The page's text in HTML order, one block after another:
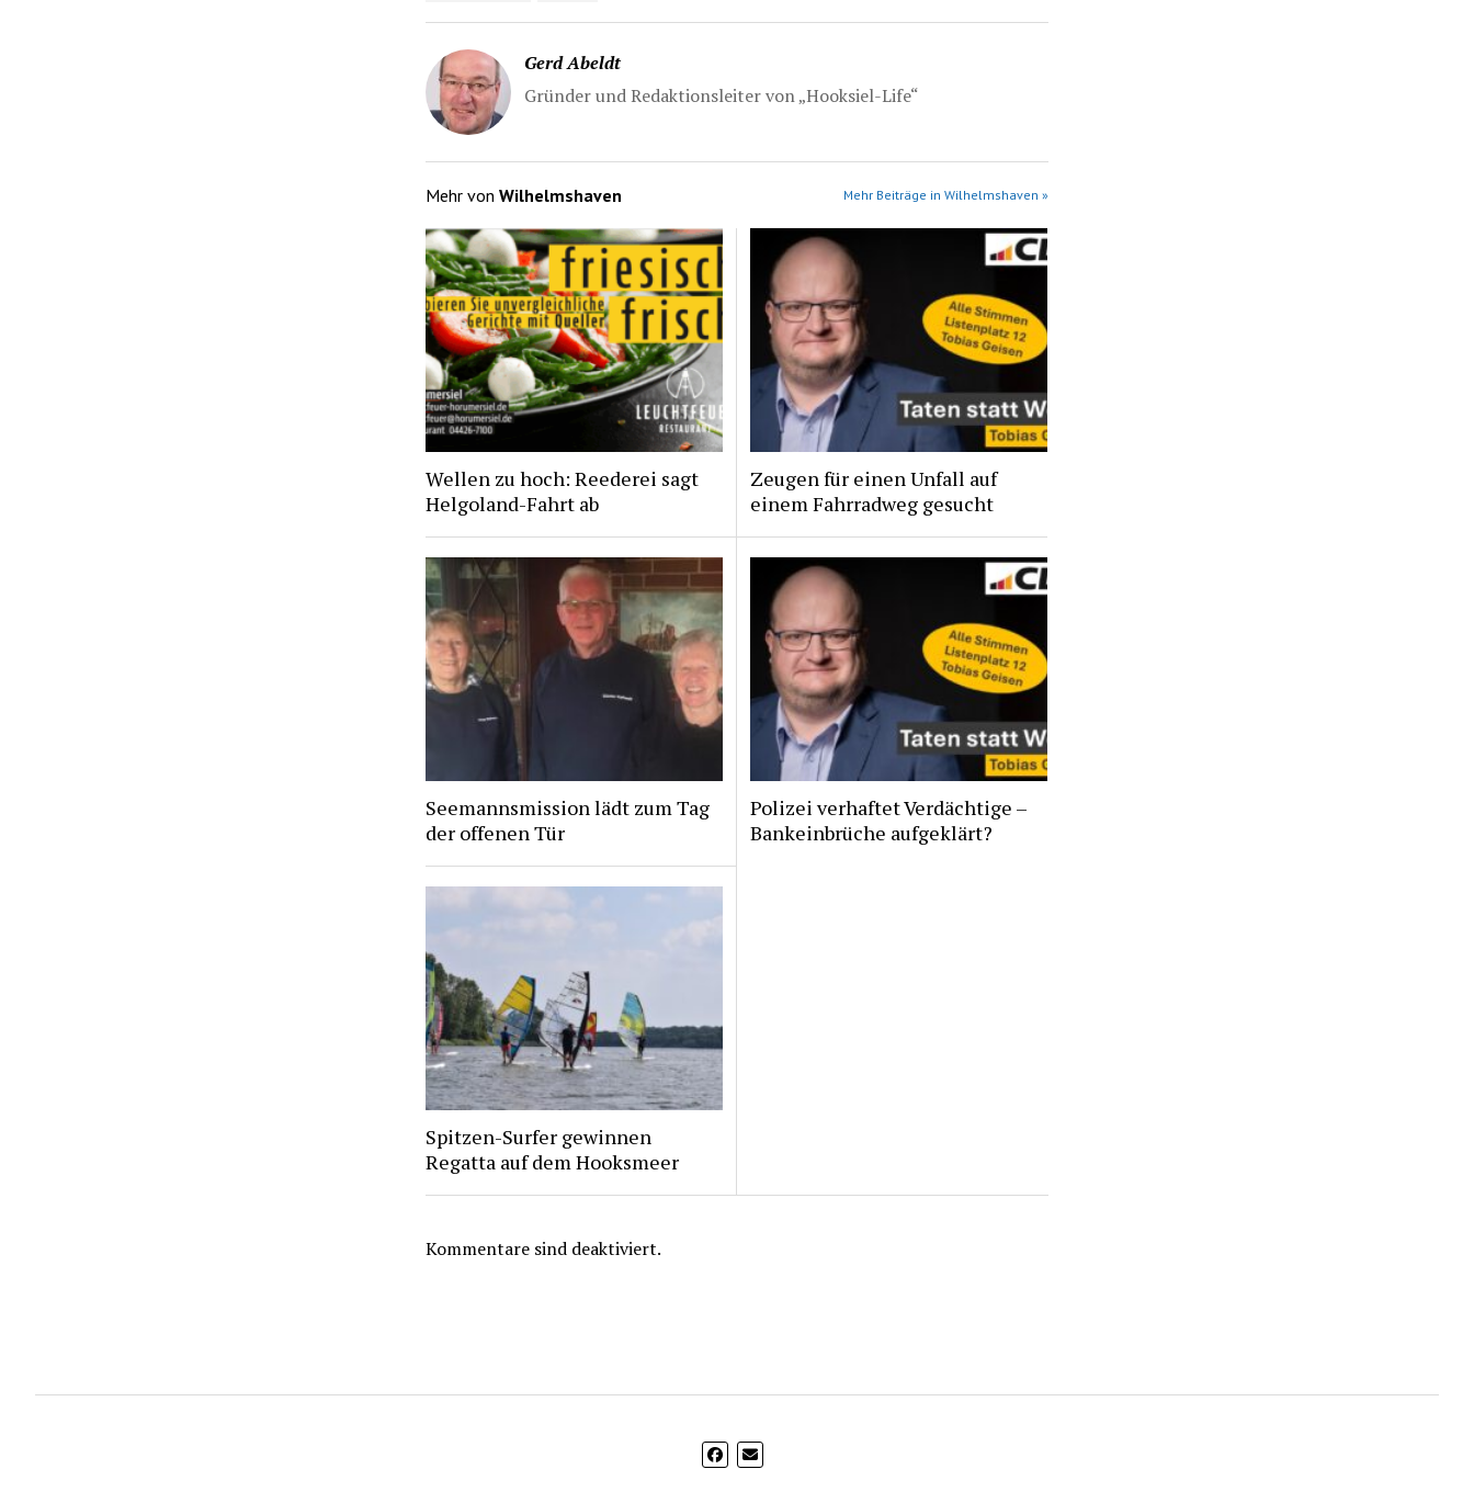
Gerd Abeldt
Gründer und Redaktionsleiter von „Hooksiel-Life“
Mehr von Wilhelmshaven Mehr Beiträge in Wilhelmshaven »
Wellen zu hoch: Reederei sagt
Helgoland-Fahrt ab
Zeugen für einen Unfall auf
einem Fahrradweg gesucht
Seemannsmission lädt zum Tag
der offenen Tür
Polizei verhaftet Verdächtige –
Bankeinbrüche aufgeklärt?
Spitzen-Surfer gewinnen
Regatta auf dem Hooksmeer
Kommentare sind deaktiviert.